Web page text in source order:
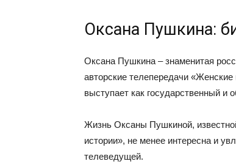
Оксана Пушкина:
Оксана Пушкина – знаменитая
авторские телепередачи
выступает как государственный и
Жизнь Оксаны Пушкиной,
истории», не менее интересна и
телеведущей.